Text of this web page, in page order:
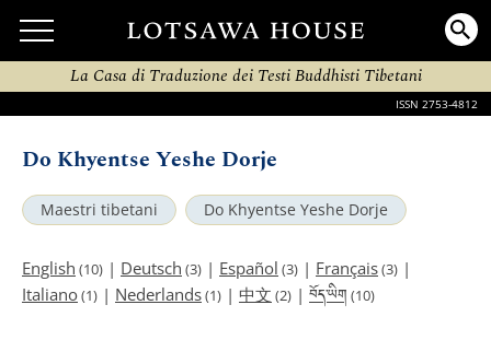
La Casa di Traduzione dei Testi Buddhisti Tibetani
ISSN 2753-4812
Do Khyentse Yeshe Dorje
Maestri tibetani Do Khyentse Yeshe Dorje
English (10) | Deutsch (3) | Español (3) | Français(3) |
Italiano(1) | Nederlands(1) | 中文 (2) | བོད་ཡིག (10)